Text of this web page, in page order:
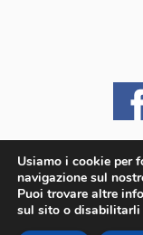
iMagazine · contatti e staff ·
iMagazine è un marchio di
Usiamo i cookie per
navigazione sul
Puoi trovare altre
sul sito o disabilitarli